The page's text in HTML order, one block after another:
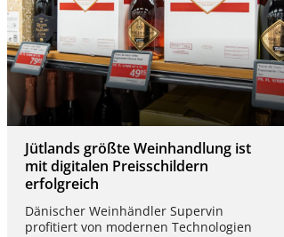
Jütlands größte Weinhandlung ist
mit digitalen Preisschildern
erfolgreich
Dänischer Weinhändler Supervin
profitiert von modernen Technologien